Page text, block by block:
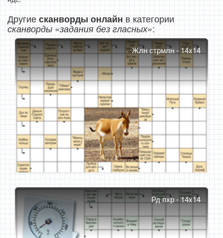
Другиесканворды онлайн в категории
сканворды «задания без гласных»:
Жлн стрмлн - 14x14
Рд пхр - 14x14